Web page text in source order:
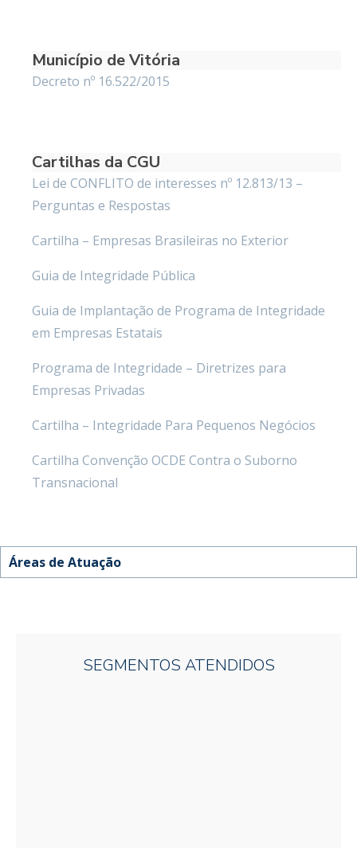
Áreas de Atuação